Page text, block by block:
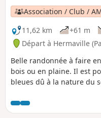
Association / Club /
11,62 km
+61 m
Départ à Hermaville
Belle randonnée à faire
bois ou en plaine. Il est
bleues dû à la nature du